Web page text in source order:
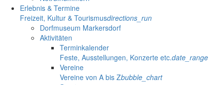
Erlebnis & Termine
Freizeit, Kultur & Tourismusdirections_run
Dorfmuseum Markersdorf
Aktivitäten
Terminkalender
Feste, Ausstellungen, Konzerte etc.date_range
Vereine
Vereine von A bis Zbubble_chart